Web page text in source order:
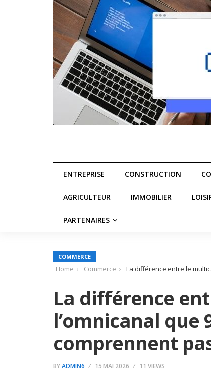
ENTREPRISE CONSTRUCTION
AGRICULTEUR IMMOBILIER
PARTENAIRES
COMMERCE
Home Commerce La différence entre le
La différence
l’omnicanal que
comprennent
BYADMIN6 15 MAI 2026 11 VIEWS